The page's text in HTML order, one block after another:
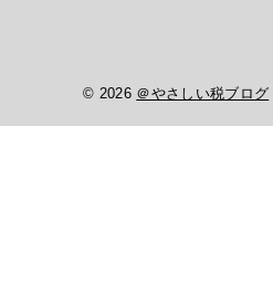
© 2026 ＠やさしい税ブログ